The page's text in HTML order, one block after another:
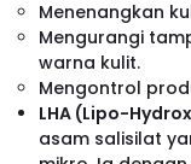
Menenangkan
Mengurangi
warna kulit.
Mengontrol
LHA (Lipo-
asam salisilat